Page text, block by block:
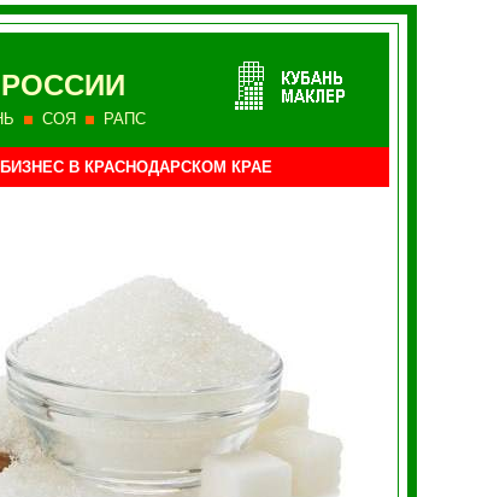
СОЯ РАПС
В КРАСНОДАРСКОМ КРАЕ